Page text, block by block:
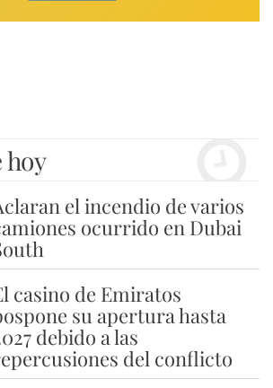
hoy
el incendio de varios
ocurrido en Dubai
casino de Emiratos
su apertura hasta
debido a las
del conflicto